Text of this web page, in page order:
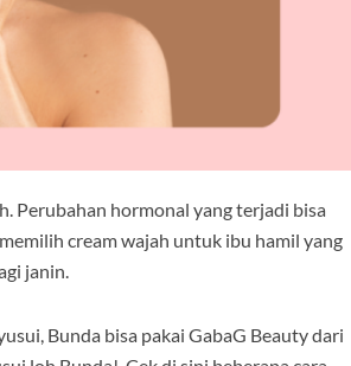
Perubahan hormonal yang terjadi bisa
cream wajah untuk ibu hamil yang
janin.
Bunda bisa pakai GabaG Beauty dari